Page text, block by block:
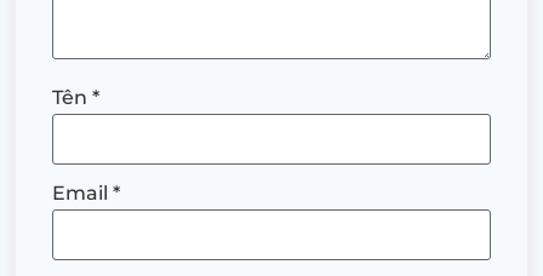
Tên *
Email *